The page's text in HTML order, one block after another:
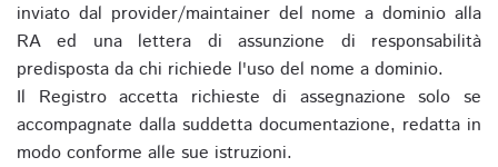
inviato dal provider/maintainer del nome a dominio alla
RA ed una lettera di assunzione di responsabilità
predisposta da chi richiede l'uso del nome a dominio.
Il Registro accetta richieste di assegnazione solo se
accompagnate dalla suddetta documentazione, redatta in
modo conforme alle sue istruzioni.